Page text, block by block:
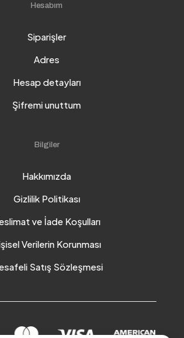
Hesabım
Siparişler
Adres
Hesap detayları
Şifremi unuttum
Bilgiler
Hakkımızda
Gizlilik Politikası
ve İade Koşulları
Verilerin Korunması
Satış Sözleşmesi